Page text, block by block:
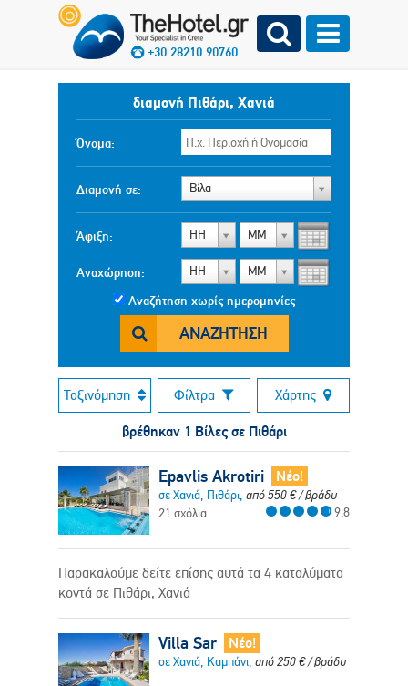
+30 28210 90760
διαμονή Πιθάρι, Χανιά
Όνομα:
Διαμονή σε: Βίλα
Άφιξη: ΗΗ ΜΜ
Αναχώρηση: ΗΗ ΜΜ
Αναζήτηση χωρίς ημερομηνίες
ΑΝΑΖΉΤΗΣΗ
Ταξινόμηση Φίλτρα Χάρτης
βρέθηκαν 1 Βίλες σε Πιθάρι
Epavlis Akrotiri Νέο!
σε Χανιά, Πιθάρι, από550€/ βράδυ
21 σχόλια
9.8
Παρακαλούμε δείτε επίσης αυτά τα 4 καταλύματα
κοντά σε Πιθάρι, Χανιά
Villa Sar Νέο!
σε Χανιά, Καμπάνι, από250€/ βράδυ